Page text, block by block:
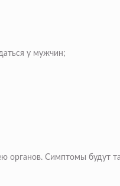
у мужчин;
органов. Симптомы будут